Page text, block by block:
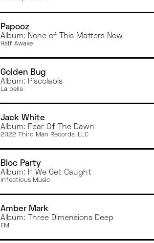
Papooz
Album: None of This Matters Now
Half Awake
Golden Bug
Album: Piscolabis
La belle
Jack White
Album: Fear Of The Dawn
2022 Third Man Records, LLC
Bloc Party
Album: If We Get Caught
Infectious Music
Amber Mark
Album: Three Dimensions Deep
EMI